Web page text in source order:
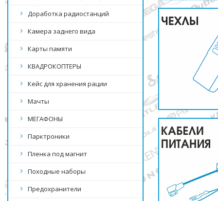
Доработка радиостанций
Камера заднего вида
Карты памяти
КВАДРОКОПТЕРЫ
Кейс для хранения рации
Мачты
МЕГАФОНЫ
Парктроники
Пленка под магнит
Походные наборы
Предохранители